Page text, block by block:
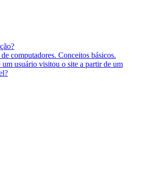
computadores. Conceitos básicos.
um usuário visitou o site a partir de um